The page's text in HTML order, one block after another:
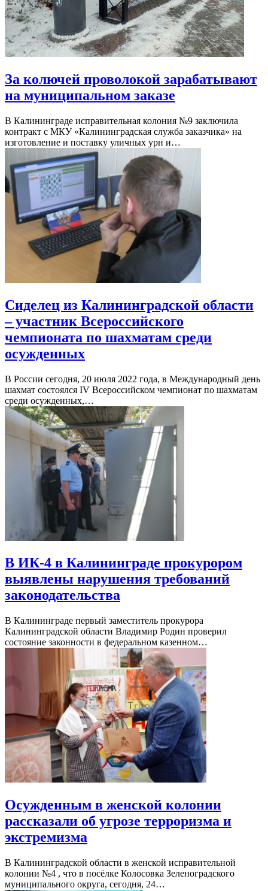
За колючей проволокой зарабатывают
на муниципальном заказе
В Калининграде исправительная колония №9 заключила
контракт с МКУ «Калининградская служба заказчика» на
изготовление и поставку уличных урн и…
Сиделец из Калининградской области
– участник Всероссийского
чемпионата по шахматам среди
осужденных
В России сегодня, 20 июля 2022 года, в Международный день
шахмат состоялся IV Всероссийском чемпионат по шахматам
среди осужденных,…
В ИК-4 в Калининграде прокурором
выявлены нарушения требований
законодательства
В Калининграде первый заместитель прокурора
Калининградской области Владимир Родин проверил
состояние законности в федеральном казенном…
Осужденным в женской колонии
рассказали об угрозе терроризма и
экстремизма
В Калининградской области в женской исправительной
колонии №4 , что в посёлке Колосовка Зеленоградского
муниципального округа, сегодня, 24…